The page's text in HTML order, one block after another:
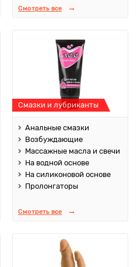
Смотреть все
Смазки и лубриканты
Анальные смазки
Возбуждающие
Массажные масла и свечи
На водной основе
На силиконовой основе
Пролонгаторы
Смотреть все